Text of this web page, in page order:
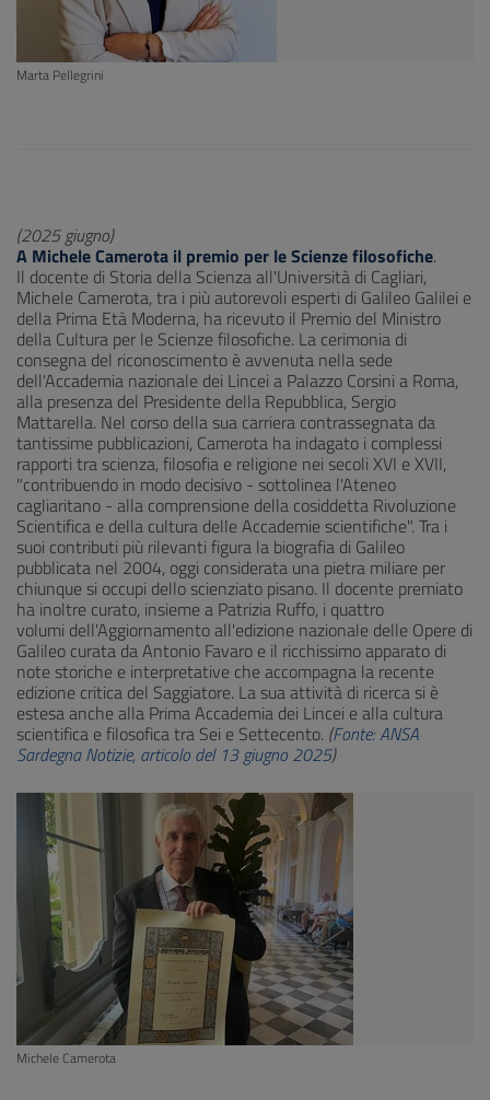
Marta Pellegrini
(2025 giugno)
A Michele Camerota il premio per le Scienze filosofiche.
Il docente di Storia della Scienza all'Università di Cagliari,
Michele Camerota, tra i più autorevoli esperti di Galileo Galilei e
della Prima Età Moderna, ha ricevuto il Premio del Ministro
della Cultura per le Scienze filosofiche. La cerimonia di
consegna del riconoscimento è avvenuta nella sede
dell'Accademia nazionale dei Lincei a Palazzo Corsini a Roma,
alla presenza del Presidente della Repubblica, Sergio
Mattarella. Nel corso della sua carriera contrassegnata da
tantissime pubblicazioni, Camerota ha indagato i complessi
rapporti tra scienza, filosofia e religione nei secoli XVI e XVII,
"contribuendo in modo decisivo - sottolinea l'Ateneo
cagliaritano - alla comprensione della cosiddetta Rivoluzione
Scientifica e della cultura delle Accademie scientifiche". Tra i
suoi contributi più rilevanti figura la biografia di Galileo
pubblicata nel 2004, oggi considerata una pietra miliare per
chiunque si occupi dello scienziato pisano. Il docente premiato
ha inoltre curato, insieme a Patrizia Ruffo, i quattro
volumi dell'Aggiornamento all'edizione nazionale delle Opere di
Galileo curata da Antonio Favaro e il ricchissimo apparato di
note storiche e interpretative che accompagna la recente
edizione critica del Saggiatore. La sua attività di ricerca si è
estesa anche alla Prima Accademia dei Lincei e alla cultura
scientifica e filosofica tra Sei e Settecento. (Fonte: ANSA
Sardegna Notizie, articolo del 13 giugno 2025)
Michele Camerota